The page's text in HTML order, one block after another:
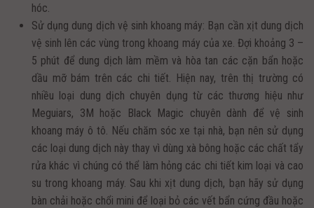
hóc.
Sử dụng dung dịch vệ sinh khoang máy: Bạn cần xịt dung dịch
vệ sinh lên các vùng trong khoang máy của xe. Đợi khoảng 3 –
5 phút để dung dịch làm mềm và hòa tan các cặn bẩn hoặc
dầu mỡ bám trên các chi tiết. Hiện nay, trên thị trường có
nhiều loại dung dịch chuyên dụng từ các thương hiệu như
Meguiars, 3M hoặc Black Magic chuyên dành để vệ sinh
khoang máy ô tô. Nếu chăm sóc xe tại nhà, bạn nên sử dụng
các loại dung dịch này thay vì dùng xà bông hoặc các chất tẩy
rửa khác vì chúng có thể làm hỏng các chi tiết kim loại và cao
su trong khoang máy. Sau khi xịt dung dịch, bạn hãy sử dụng
bàn chải hoặc chổi mini để loại bỏ các vết bẩn cứng đầu hoặc